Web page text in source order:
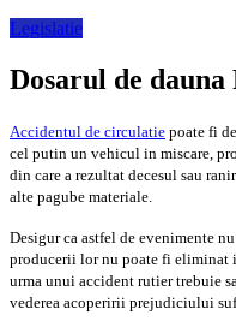
Legislatie
Dosarul de dauna
Accidentul de circulatie poate fi
cel putin un vehicul in miscare,
din care a rezultat decesul sau
alte pagube materiale.
Desigur ca astfel de evenimente
producerii lor nu poate fi eliminat
urma unui accident rutier trebuie
vederea acoperirii prejudiciului